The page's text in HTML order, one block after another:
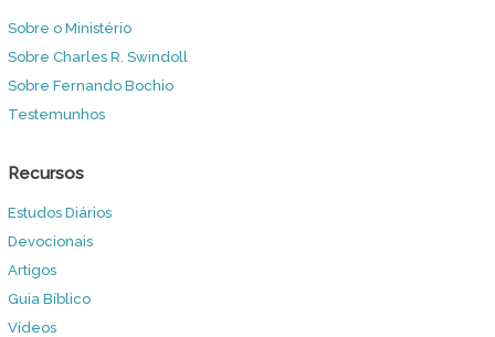
Sobre o Ministério
Sobre Charles R. Swindoll
Sobre Fernando Bochio
Testemunhos
Recursos
Estudos Diários
Devocionais
Artigos
Guia Bíblico
Vídeos